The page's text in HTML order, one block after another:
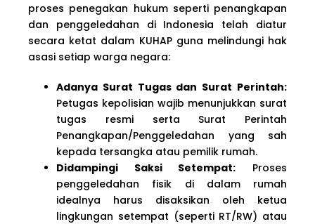
proses penegakan hukum seperti penangkapan
dan penggeledahan di Indonesia telah diatur
secara ketat dalam KUHAP guna melindungi hak
asasi setiap warga negara:
Adanya Surat Tugas dan Surat Perintah:
Petugas kepolisian wajib menunjukkan surat
tugas resmi serta Surat Perintah
Penangkapan/Penggeledahan yang sah
kepada tersangka atau pemilik rumah.
Didampingi Saksi Setempat: Proses
penggeledahan fisik di dalam rumah
idealnya harus disaksikan oleh ketua
lingkungan setempat (seperti RT/RW) atau